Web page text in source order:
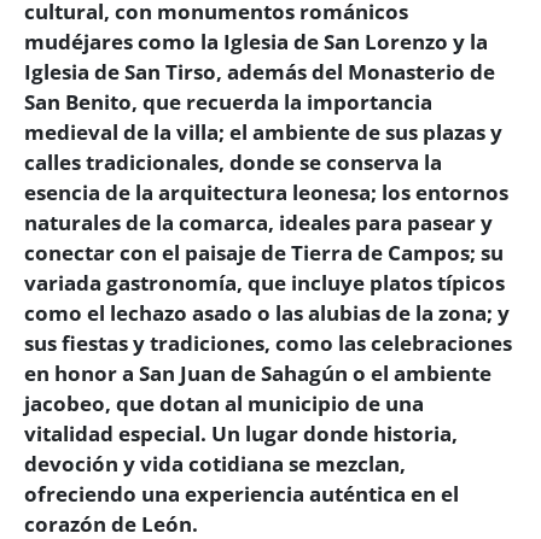
cultural, con monumentos románicos
mudéjares como la Iglesia de San Lorenzo y la
Iglesia de San Tirso, además del Monasterio de
San Benito, que recuerda la importancia
medieval de la villa; el ambiente de sus plazas y
calles tradicionales, donde se conserva la
esencia de la arquitectura leonesa; los entornos
naturales de la comarca, ideales para pasear y
conectar con el paisaje de Tierra de Campos; su
variada gastronomía, que incluye platos típicos
como el lechazo asado o las alubias de la zona; y
sus fiestas y tradiciones, como las celebraciones
en honor a San Juan de Sahagún o el ambiente
jacobeo, que dotan al municipio de una
vitalidad especial. Un lugar donde historia,
devoción y vida cotidiana se mezclan,
ofreciendo una experiencia auténtica en el
corazón de León.